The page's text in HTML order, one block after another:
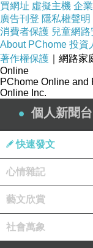
的空間其實很大。
辣腐乳櫻花蝦細扁
share。
滿滿的櫻花蝦佈滿了整
郁，但也比較容易膩。
這個是我的熱可可和甜
奶酪很純很紮實，感
旁邊邊有一小塊檸檬
檸檬多了一種微妙的甜
買網址 虛擬主機 企
廣告刊登 隱私權聲明
消費者保護 兒童網路
About PChome 投資
著作權保護 ｜網路
Online
PChome Online and
Online Inc.
個人新聞台
快速發文
心情雜記
藝文欣賞
社會萬象